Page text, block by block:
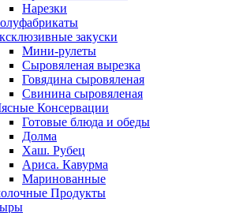
Нарезки
закуски
Мини-рулеты
Сыровяленая вырезка
Говядина сыровяленая
Свинина сыровяленая
Консервации
Готовые блюда и обеды
Долма
Хаш. Рубец
Ариса. Кавурма
Маринованные
Продукты